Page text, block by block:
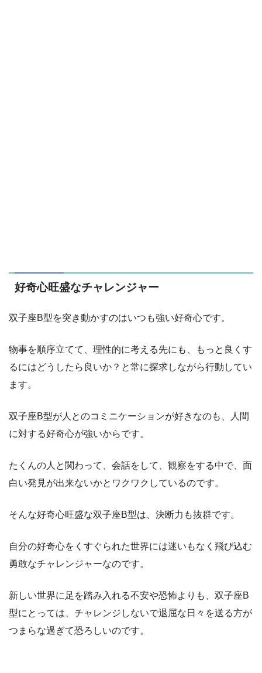
好奇心旺盛なチャレンジャー
双子座B型を突き動かすのはいつも強い好奇心です。
物事を順序立てて、理性的に考える先にも、もっと良くす
るにはどうしたら良いか？と常に探求しながら行動してい
ます。
双子座B型が人とのコミニケーションが好きなのも、人間
に対する好奇心が強いからです。
たくんの人と関わって、会話をして、観察をする中で、面
白い発見が出来ないかとワクワクしているのです。
そんな好奇心旺盛な双子座B型は、決断力も抜群です。
自分の好奇心をくすぐられた世界には迷いもなく飛び込む
勇敢なチャレンジャーなのです。
新しい世界に足を踏み入れる不安や恐怖よりも、双子座B
型にとっては、チャレンジしないで退屈な日々を送る方が
つまらな過ぎて恐ろしいのです。